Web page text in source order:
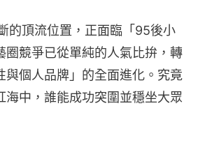
的頂流位置，正面臨「95後小
圈競爭已從單純的人氣比拚，轉
與個人品牌」的全面進化。究竟
海中，誰能成功突圍並穩坐大眾